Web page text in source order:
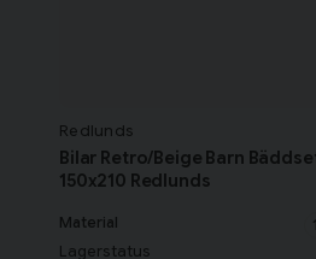
Redlunds
Bilar Retro/Beige Barn
150x210 Redlunds
Material
Lagerstatus